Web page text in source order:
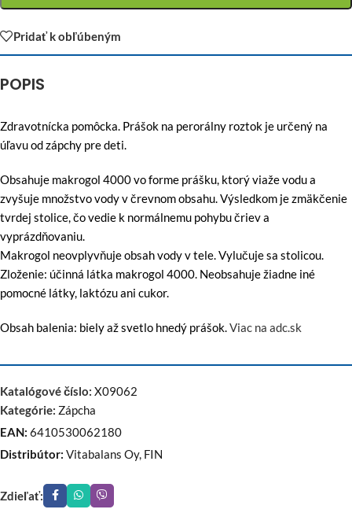
Pridať k obľúbeným
POPIS
Zdravotnícka pomôcka. Prášok na perorálny roztok je určený na
úľavu od zápchy pre deti.
Obsahuje makrogol 4000 vo forme prášku, ktorý viaže vodu a
zvyšuje množstvo vody v črevnom obsahu. Výsledkom je zmäkčenie
tvrdej stolice, čo vedie k normálnemu pohybu čriev a
vyprázdňovaniu.
Makrogol neovplyvňuje obsah vody v tele. Vylučuje sa stolicou.
Zloženie: účinná látka makrogol 4000. Neobsahuje žiadne iné
pomocné látky, laktózu ani cukor.
Obsah balenia: biely až svetlo hnedý prášok.Viac na adc.sk
Katalógové číslo: X09062
Kategórie: Zápcha
EAN: 6410530062180
Distribútor: Vitabalans Oy, FIN
Zdieľať: